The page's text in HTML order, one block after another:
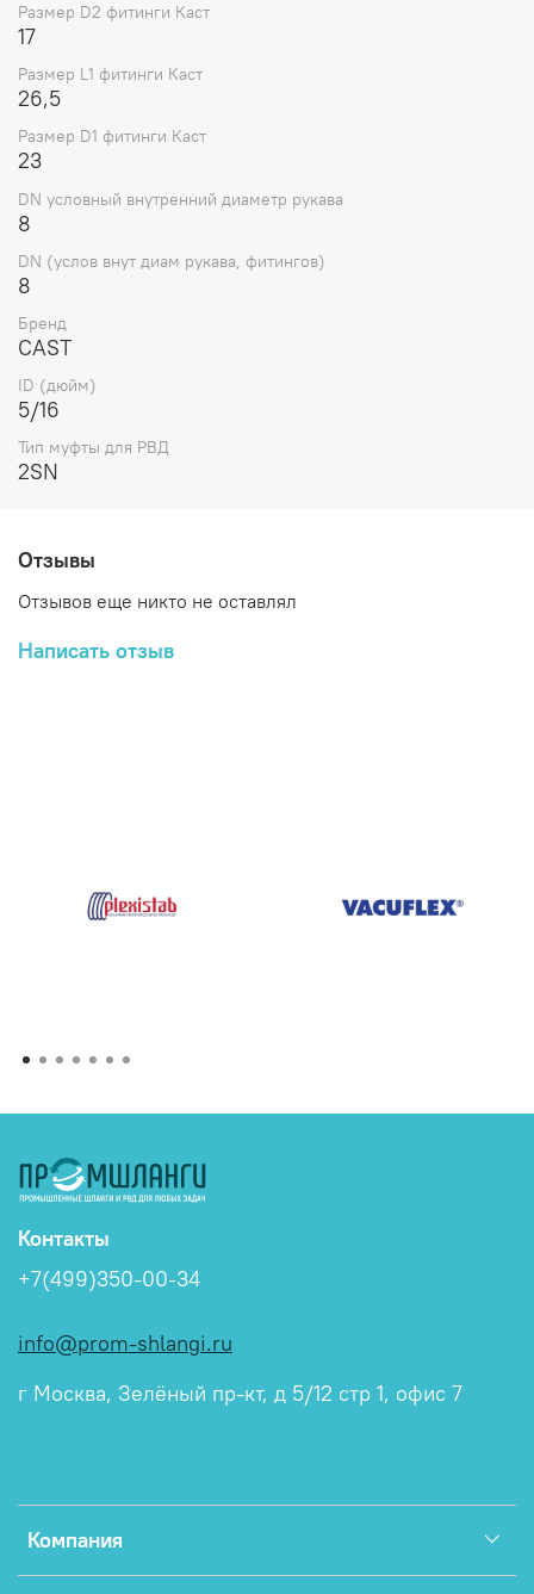
Размер D2 фитинги Каст
17
Размер L1 фитинги Каст
26,5
Размер D1 фитинги Каст
23
DN условный внутренний диаметр рукава
8
DN (услов внут диам рукава, фитингов)
8
Бренд
CAST
ID (дюйм)
5/16
Тип муфты для РВД
2SN
Отзывы
Отзывов еще никто не оставлял
Написать отзыв
Компания
Контакты
+7(499)350-00-34
info@prom-shlangi.ru
г Москва, Зелёный пр-кт, д 5/12 стр 1, офис 7